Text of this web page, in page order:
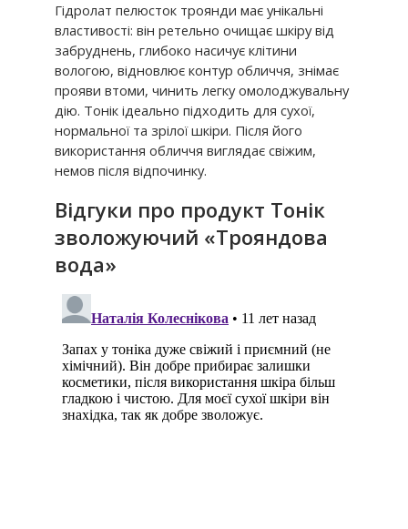
Гідролат пелюсток троянди має унікальні
властивості: він ретельно очищає шкіру від
забруднень, глибоко насичує клітини
вологою, відновлює контур обличчя, знімає
прояви втоми, чинить легку омолоджувальну
дію. Тонік ідеально підходить для сухої,
нормальної та зрілої шкіри. Після його
використання обличчя виглядає свіжим,
немов після відпочинку.
Відгуки про продукт Тонік
зволожуючий «Трояндова
вода»